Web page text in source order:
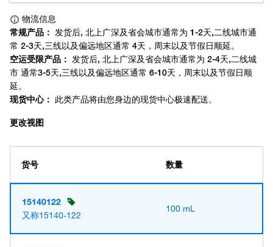
更改视图
货号 数量
15140122
又称15140-122
100 mL